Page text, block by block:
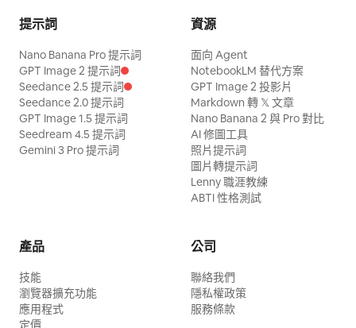
提示詞
Nano Banana Pro 提示詞
GPT Image 2 提示詞
Seedance 2.5 提示詞
Seedance 2.0 提示詞
GPT Image 1.5 提示詞
Seedream 4.5 提示詞
Gemini 3 Pro 提示詞
資源
面向 Agent
NotebookLM 替代方案
GPT Image 2 投影片
Markdown 轉 𝕏 文章
Nano Banana 2 與 Pro 對比
AI 修圖工具
照片提示詞
圖片轉提示詞
Lenny 職涯教練
ABTI 性格測試
產品
技能
瀏覽器擴充功能
應用程式
定價
公司
聯絡我們
隱私權政策
服務條款